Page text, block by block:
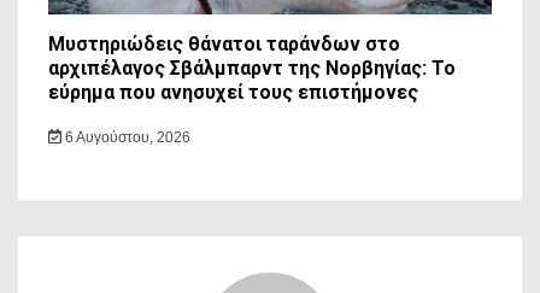
Μυστηριώδεις θάνατοι ταράνδων στο
αρχιπέλαγος Σβάλμπαρντ της Νορβηγίας: Το
εύρημα που ανησυχεί τους επιστήμονες
6 Αυγούστου, 2026